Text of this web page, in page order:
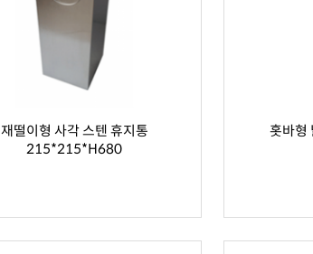
재떨이형 사각 스텐 휴지통
215*215*H680
홋바형